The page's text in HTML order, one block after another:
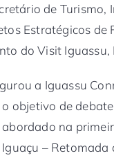
de Turismo,
Estratégicos de
do Visit Iguassu,
a Iguassu
objetivo de
na
– Retomada